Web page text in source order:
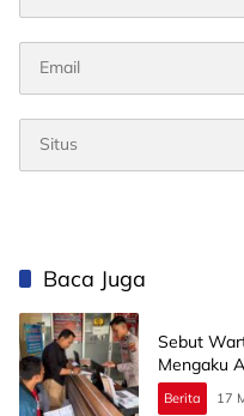
Baca Juga
Sebut
Mengaku
Berita 17